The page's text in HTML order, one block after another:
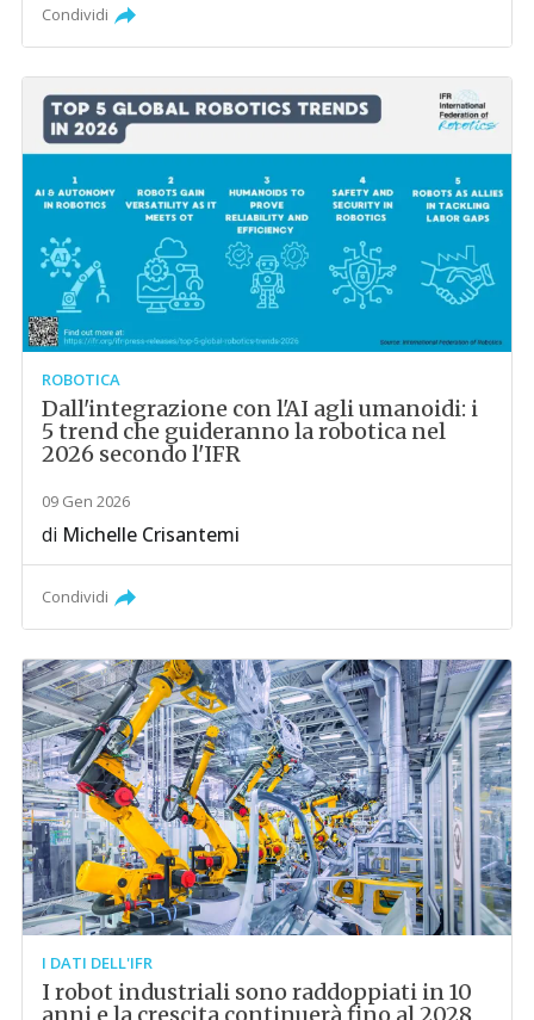
Condividi
ROBOTICA
Dall'integrazione con l'AI agli umanoidi: i
5 trend che guideranno la robotica nel
2026 secondo l'IFR
09 Gen 2026
di Michelle Crisantemi
Condividi
I DATI DELL'IFR
I robot industriali sono raddoppiati in 10
anni e la crescita continuerà fino al 2028